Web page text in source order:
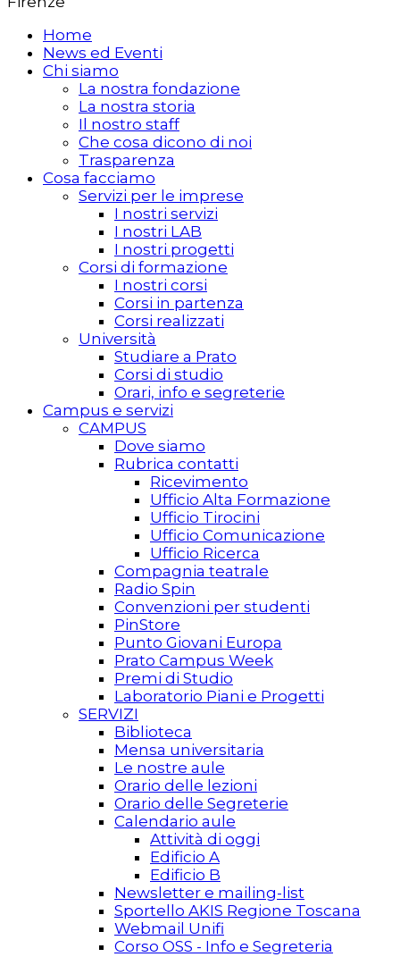
Home
News ed Eventi
Chi siamo
La nostra fondazione
La nostra storia
Il nostro staff
Che cosa dicono di noi
Trasparenza
Cosa facciamo
Servizi per le imprese
I nostri servizi
I nostri LAB
I nostri progetti
Corsi di formazione
I nostri corsi
Corsi in partenza
Corsi realizzati
Università
Studiare a Prato
Corsi di studio
Orari, info e segreterie
Campus e servizi
CAMPUS
Dove siamo
Rubrica contatti
Ricevimento
Ufficio Alta Formazione
Ufficio Tirocini
Ufficio Comunicazione
Ufficio Ricerca
Compagnia teatrale
Radio Spin
Convenzioni per studenti
PinStore
Punto Giovani Europa
Prato Campus Week
Premi di Studio
Laboratorio Piani e Progetti
SERVIZI
Biblioteca
Mensa universitaria
Le nostre aule
Orario delle lezioni
Orario delle Segreterie
Calendario aule
Attività di oggi
Edificio A
Edificio B
Newsletter e mailing-list
Sportello AKIS Regione Toscana
Webmail Unifi
Corso OSS - Info e Segreteria